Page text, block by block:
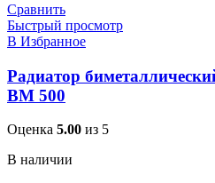
Сравнить
Быстрый просмотр
В Избранное
Радиатор
BM 500
Оценка 5.00 из 5
В наличии